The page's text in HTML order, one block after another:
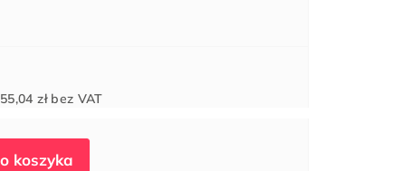
55,04 złbez VAT